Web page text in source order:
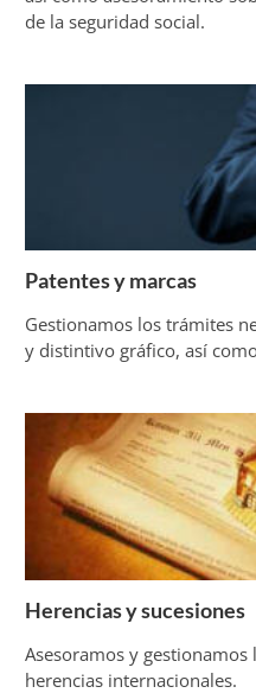
de la seguridad social.
Patentes y marcas
Gestionamos los trámites
y distintivo gráfico, así
Herencias y sucesiones
Asesoramos y
herencias internacionales.